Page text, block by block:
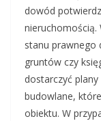
dowód
nieruchomością.
stanu prawnego
gruntów czy
dostarczyć
budowlane,
obiektu. W